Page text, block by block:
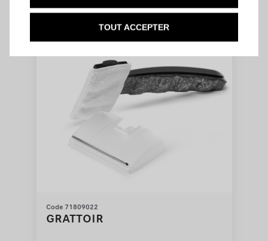
is
updated
Ajouter au panier
Code 71809022
GRATTOIR
TOUT ACCEPTER